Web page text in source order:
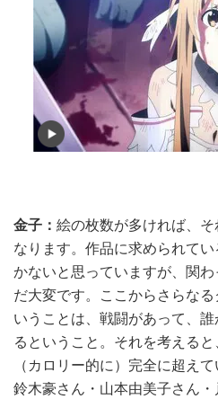
金子： 絵の枚数が多ければ、
なります。作品に求められて
かないと思っていますが、関
だ大変です。ここからさらな
いうことは、戦闘があって、
るということ。それを考える
（カロリー的に）完全に超え
鈴木豪さん・山本由美子さん